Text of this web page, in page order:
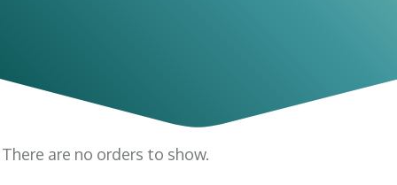
There are no orders to show.